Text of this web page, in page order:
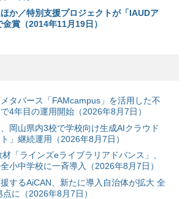
か／特別支援プロジェクトが「IAUDア
賞（2014年11月19日）
タバース「FAMcampus」を活用した不
4年目の運用開始（2026年8月7日）
岡山県内3校で学校向け生成AIクラウド
」継続運用（2026年8月7日）
「ラインズeライブラリアドバンス」、
小中学校に一斉導入（2026年8月7日）
するAiCAN、新たに導入自治体が拡大 全
に（2026年8月7日）